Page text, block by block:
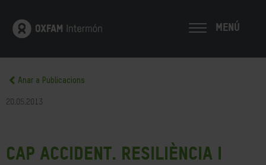
MENÚ
Anar a Publicacions
20.05.2013
Cap accident. Resiliència i